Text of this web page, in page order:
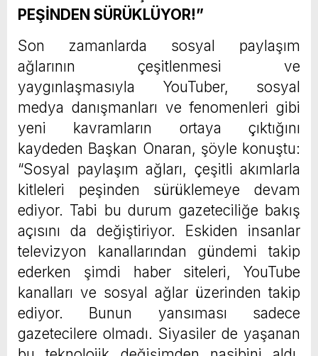
PEŞİNDEN SÜRÜKLÜYOR!”
Son zamanlarda sosyal paylaşım
ağlarının çeşitlenmesi ve
yaygınlaşmasıyla YouTuber, sosyal
medya danışmanları ve fenomenleri gibi
yeni kavramların ortaya çıktığını
kaydeden Başkan Onaran, şöyle konuştu:
“Sosyal paylaşım ağları, çeşitli akımlarla
kitleleri peşinden sürüklemeye devam
ediyor. Tabi bu durum gazeteciliğe bakış
açısını da değiştiriyor. Eskiden insanlar
televizyon kanallarından gündemi takip
ederken şimdi haber siteleri, YouTube
kanalları ve sosyal ağlar üzerinden takip
ediyor. Bunun yansıması sadece
gazetecilere olmadı. Siyasiler de yaşanan